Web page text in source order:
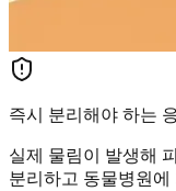
즉시 분리해야 하는
실제 물림이 발생해
분리하고 동물병원